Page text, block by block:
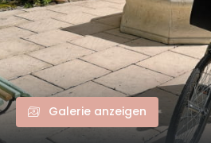
Galerie anzeigen